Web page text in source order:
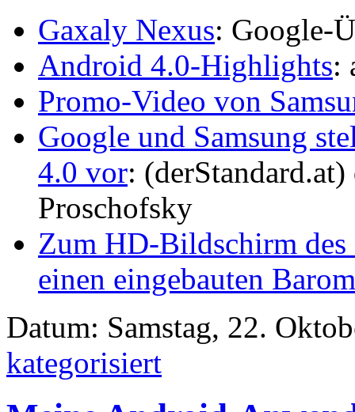
Gaxaly Nexus: Google-
Android 4.0-Highlights:
Promo-Video von
Google und Samsung
4.0 vor:
Proschofsky
Zum HD-Bildschirm des
einen eingebauten
Datum: Samstag, 22.
kategorisiert